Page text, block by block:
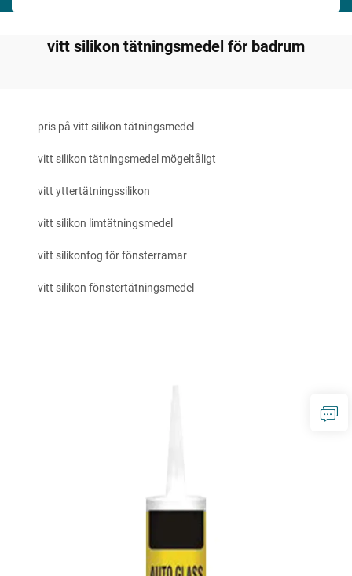
vitt silikon tätningsmedel för badrum
pris på vitt silikon tätningsmedel
vitt silikon tätningsmedel mögeltåligt
vitt yttertätningssilikon
vitt silikon limtätningsmedel
vitt silikonfog för fönsterramar
vitt silikon fönstertätningsmedel